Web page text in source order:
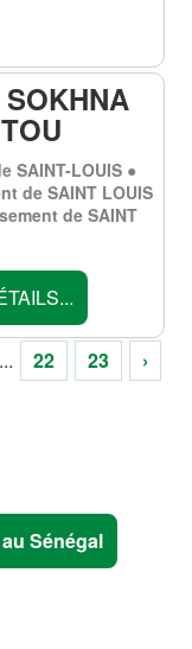
SAINT-LOUIS ●
de SAINT LOUIS
de SAINT
... 22 23
›
Sénégal